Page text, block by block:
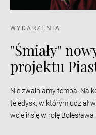
WYDARZENIA
"Śmiały"
projektu
Nie zwalniamy tempa. Na
teledysk, w którym udział
wcielił się w rolę Bolesława